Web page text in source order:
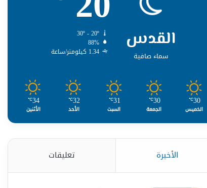
القدس
سماء صافية
30º - 20º
88%
1.34 كيلومتر/ساعة
30
℃
الخميس
30
℃
الجمعة
31
℃
السبت
32
℃
الأحد
34
℃
الأثنين
الأخيرة تعليقات